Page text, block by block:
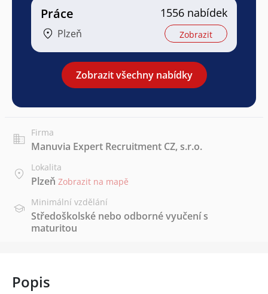
Práce
Plzeň
1556 nabídek
Zobrazit
Zobrazit všechny nabídky
Firma
Manuvia Expert Recruitment CZ, s.r.o.
Lokalita
Plzeň Zobrazit na mapě
Minimální vzdělání
Středoškolské nebo odborné vyučení s
maturitou
Popis